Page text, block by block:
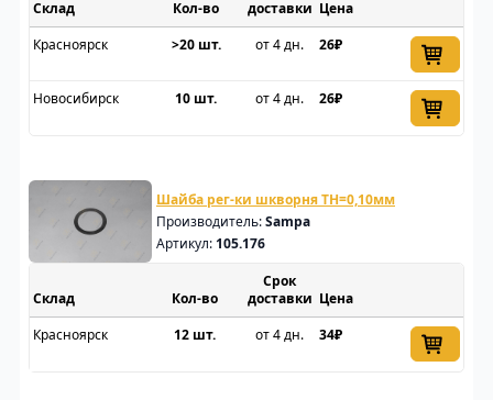
Склад
доставки Цена
Красноярск
>20 шт. от 4 дн. 26₽
Новосибирск 10 шт. от 4 дн. 26₽
Шайба рег-ки шкворня TH=0,10мм
Производитель:Sampa
Артикул: 105.176
Склад
Срок
доставки Цена
Красноярск
12 шт. от 4 дн. 34₽